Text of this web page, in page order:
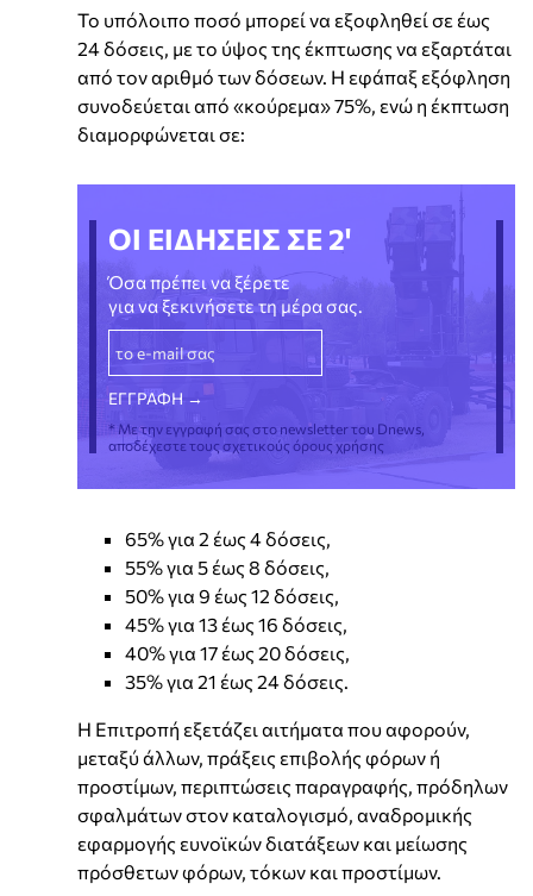
Το υπόλοιπο ποσό μπορεί να εξοφληθεί σε έως
24 δόσεις, με το ύψος της έκπτωσης να εξαρτάται
από τον αριθμό των δόσεων. Η εφάπαξ εξόφληση
συνοδεύεται από «κούρεμα» 75%, ενώ η έκπτωση
διαμορφώνεται σε:
ΟΙ ΕΙΔΗΣΕΙΣ ΣΕ 2'
Όσα πρέπει να ξέρετε
για να ξεκινήσετε τη μέρα σας.
* Με την εγγραφή σας στο newsletter του Dnews,
αποδέχεστε τους σχετικούς όρους χρήσης
65% για 2 έως 4 δόσεις,
55% για 5 έως 8 δόσεις,
50% για 9 έως 12 δόσεις,
45% για 13 έως 16 δόσεις,
40% για 17 έως 20 δόσεις,
35% για 21 έως 24 δόσεις.
Η Επιτροπή εξετάζει αιτήματα που αφορούν,
μεταξύ άλλων, πράξεις επιβολής φόρων ή
προστίμων, περιπτώσεις παραγραφής, πρόδηλων
σφαλμάτων στον καταλογισμό, αναδρομικής
εφαρμογής ευνοϊκών διατάξεων και μείωσης
πρόσθετων φόρων, τόκων και προστίμων.